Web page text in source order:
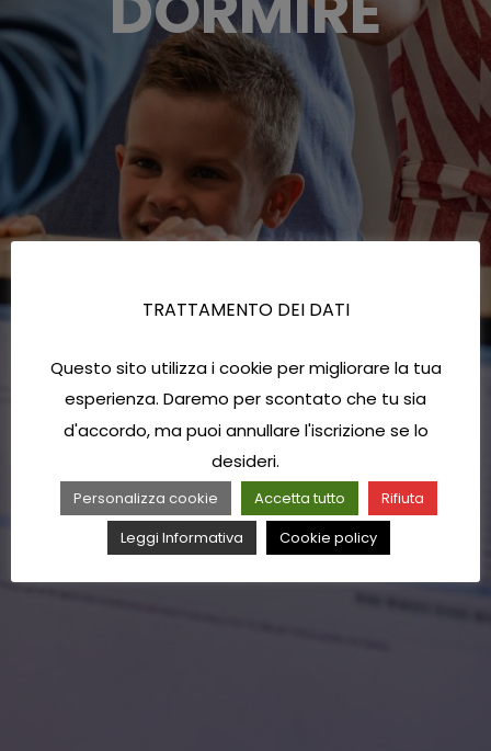
TRATTAMENTO DEI DATI
Questo sito utilizza i cookie per migliorare la tua
esperienza. Daremo per scontato che tu sia
d'accordo, ma puoi annullare l'iscrizione se lo
desideri.
Personalizza cookie Accetta tutto
Rifiuta
Leggi Informativa
Cookie policy